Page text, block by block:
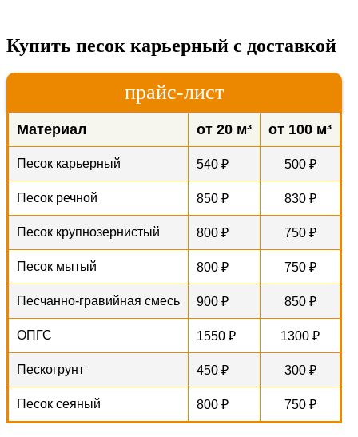
Купить песок карьерный с доставкой
прайс-лист
Материал от 20 м³ от 100 м³
Песок карьерный 540 ₽ 500 ₽
Песок речной 850 ₽ 830 ₽
Песок крупнозернистый 800 ₽ 750 ₽
Песок мытый 800 ₽ 750 ₽
Песчанно-гравийная смесь 900 ₽ 850 ₽
ОПГС 1550 ₽ 1300 ₽
Пескогрунт 450 ₽ 300 ₽
Песок сеяный 800 ₽ 750 ₽